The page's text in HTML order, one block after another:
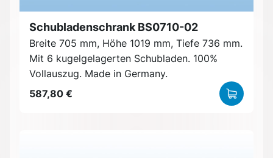
Schubladenschrank BS0710-02
Breite 705 mm, Höhe 1019 mm, Tiefe 736 mm.
Mit 6 kugelgelagerten Schubladen. 100%
Vollauszug. Made in Germany.
587,80 €